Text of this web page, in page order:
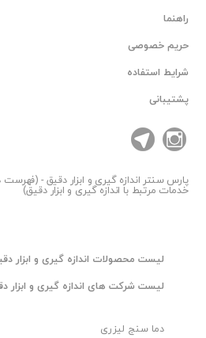
راهنما
حریم خصوصی
شرایط استفاده
پشتیبانی
پارس سنتر اندازه گیری و ابزار دقیق -
خدمات مرتبط با اندازه گیری و ابزار دقیق)
ليست محصولات اندازه گیری و ابزار
ليست شرکت های اندازه گیری و ابزار
دما سنج لیزری